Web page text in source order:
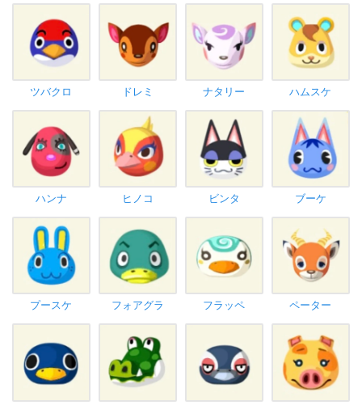
ツバクロ ドレミ ナタリー ハムスケ
ハンナ ヒノコ ビンタ ブーケ
プースケ フォアグラ フラッペ ペーター